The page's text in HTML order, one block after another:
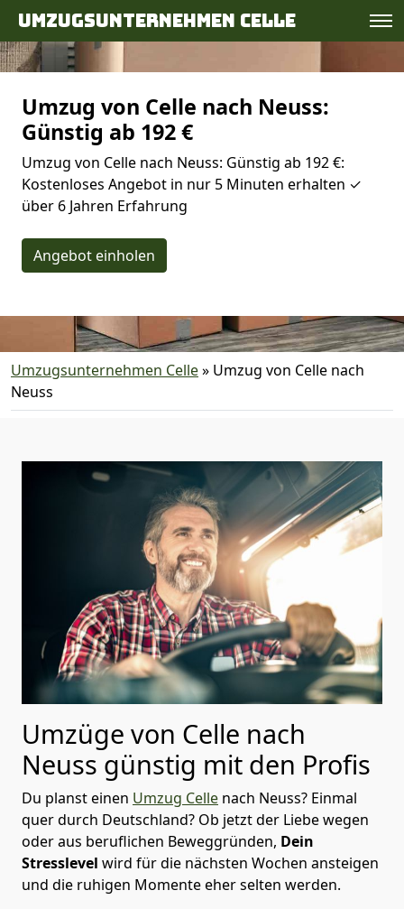
Umzugsunternehmen Celle
Umzug von Celle nach Neuss:
Günstig ab 192 €
Umzug von Celle nach Neuss: Günstig ab 192 €:
Kostenloses Angebot in nur 5 Minuten erhalten ✓
über 6 Jahren Erfahrung
Angebot einholen
Umzugsunternehmen Celle» Umzug von Celle nach
Neuss
Umzüge von Celle nach
Neuss günstig mit den Profis
Du planst einen Umzug Celle nach Neuss? Einmal
quer durch Deutschland? Ob jetzt der Liebe wegen
oder aus beruflichen Beweggründen, Dein
Stresslevel wird für die nächsten Wochen ansteigen
und die ruhigen Momente eher selten werden.